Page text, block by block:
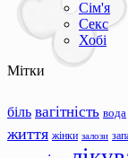
Сім'я
Секс
Хобі
Мітки
біль вагітність вода
життя жінки залози